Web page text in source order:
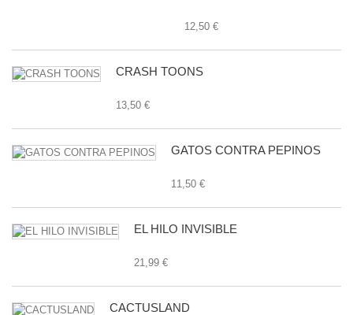
12,50 €
CRASH TOONS
13,50 €
GATOS CONTRA PEPINOS
11,50 €
EL HILO INVISIBLE
21,99 €
CACTUSLAND